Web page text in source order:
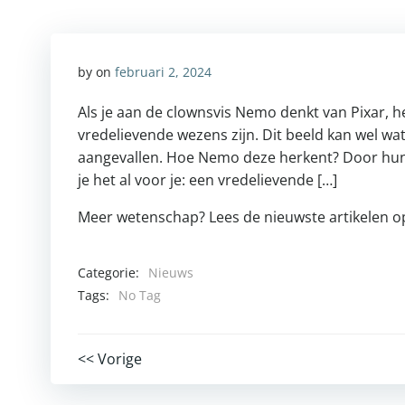
by on februari 2, 2024
Als je aan de clownsvis Nemo denkt van Pixar,
vredelievende wezens zijn. Dit beeld kan wel
aangevallen. Hoe Nemo deze herkent? Door
je het al voor je: een vredelievende […]
Meer wetenschap? Lees de nieuwste artikelen
Categorie:
Nieuws
Tags:
No Tag
Post
<< Vorige